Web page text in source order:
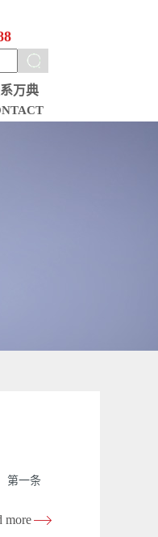
万典
第一条
more